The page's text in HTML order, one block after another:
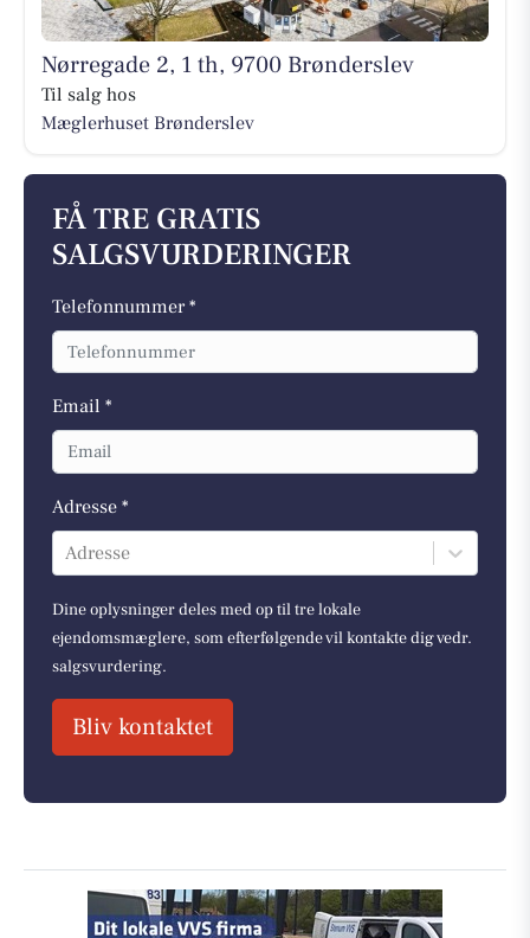
Nørregade 2, 1 th, 9700 Brønderslev
Til salg hos
Mæglerhuset Brønderslev
FÅ TRE GRATIS
SALGSVURDERINGER
Telefonnummer *
Email *
Adresse *
Adresse
Dine oplysninger deles med op til tre lokale
ejendomsmæglere, som efterfølgende vil kontakte dig vedr.
salgsvurdering.
Bliv kontaktet